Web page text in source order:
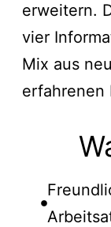
erweitern.
vier
Mix aus
erfahrenen